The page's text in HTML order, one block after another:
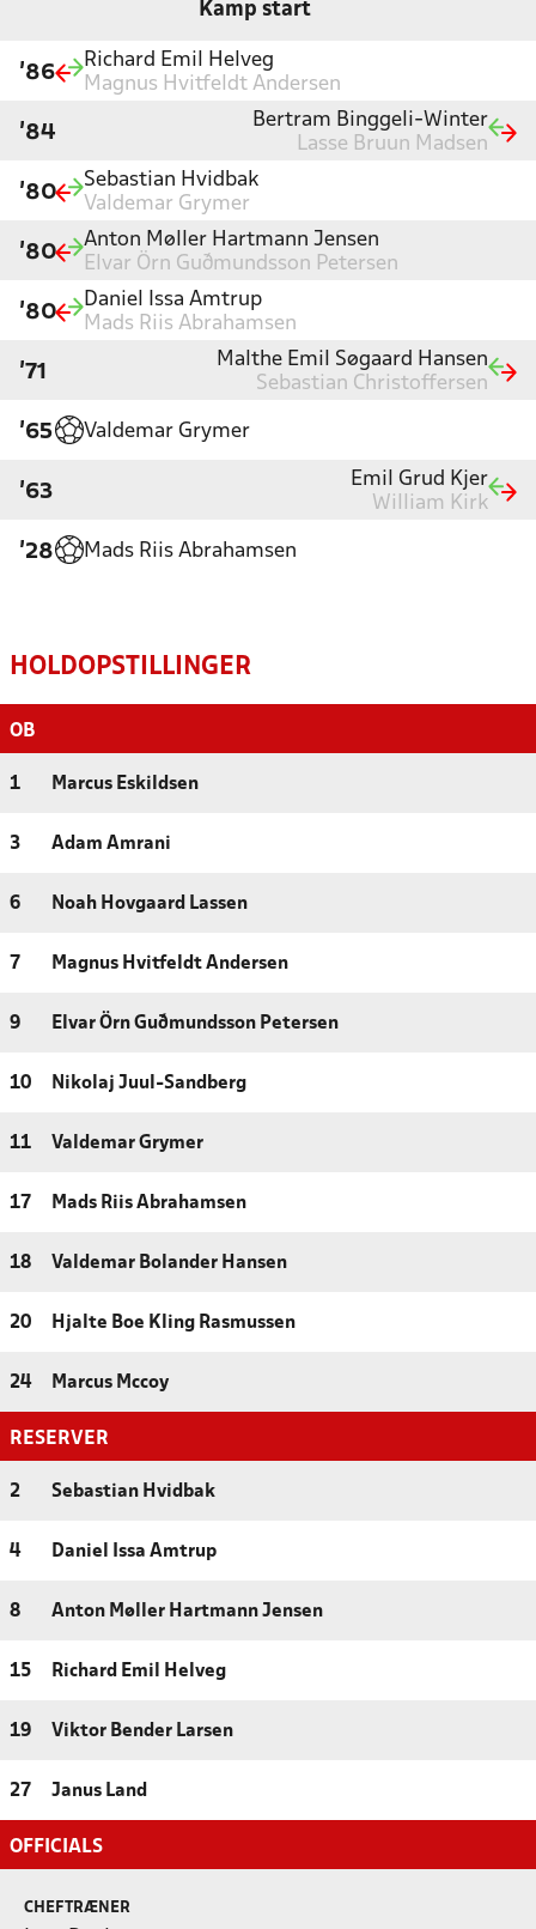
Kamp start
'86
Richard Emil Helveg
Magnus Hvitfeldt Andersen
'84
Bertram Binggeli-Winter
Lasse Bruun Madsen
'80
Sebastian Hvidbak
Valdemar Grymer
'80
Anton Møller Hartmann Jensen
Elvar Örn Guðmundsson Petersen
'80
Daniel Issa Amtrup
Mads Riis Abrahamsen
'71
Malthe Emil Søgaard Hansen
Sebastian Christoffersen
'65 Valdemar Grymer
'63
Emil Grud Kjer
William Kirk
'28 Mads Riis Abrahamsen
HOLDOPSTILLINGER
OB
1 Marcus Eskildsen
3 Adam Amrani
6 Noah Hovgaard Lassen
7 Magnus Hvitfeldt Andersen
9 Elvar Örn Guðmundsson Petersen
10 Nikolaj Juul-Sandberg
11 Valdemar Grymer
17 Mads Riis Abrahamsen
18 Valdemar Bolander Hansen
20 Hjalte Boe Kling Rasmussen
24 Marcus Mccoy
RESERVER
2 Sebastian Hvidbak
4 Daniel Issa Amtrup
8 Anton Møller Hartmann Jensen
15 Richard Emil Helveg
19 Viktor Bender Larsen
27 Janus Land
OFFICIALS
CHEFTRÆNER